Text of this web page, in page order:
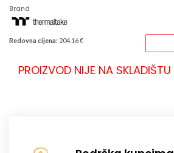
Brand
Redovna cijena: 204.16 €
PROIZVOD NIJE NA SKLADIŠTU